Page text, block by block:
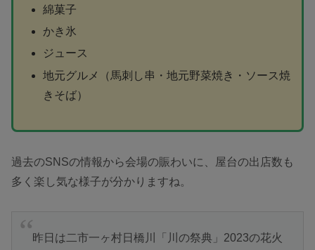
綿菓子
かき氷
ジュース
地元グルメ（馬刺し串・地元野菜焼き・ソース焼
きそば）
過去のSNSの情報から会場の賑わいに、屋台の出店数も
多く楽し気な様子が分かりますね。
昨日は二市一ヶ村日橋川「川の祭典」2023の花火